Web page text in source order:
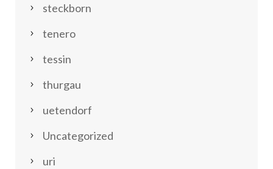
steckborn
tenero
tessin
thurgau
uetendorf
Uncategorized
uri